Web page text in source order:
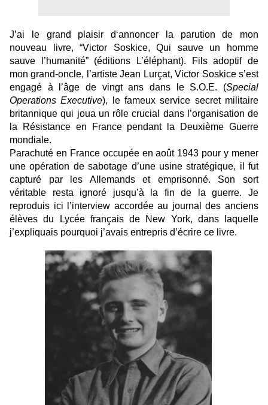
J’ai le grand plaisir d‘annoncer la parution de mon
nouveau livre, “Victor Soskice, Qui sauve un homme
sauve l’humanité” (éditions L’éléphant). Fils adoptif de
mon grand-oncle, l’artiste Jean Lurçat, Victor Soskice s’est
engagé à l’âge de vingt ans dans le S.O.E. (Special
Operations Executive), le fameux service secret militaire
britannique qui joua un rôle crucial dans l’organisation de
la Résistance en France pendant la Deuxième Guerre
mondiale.
Parachuté en France occupée en août 1943 pour y mener
une opération de sabotage d’une usine stratégique, il fut
capturé par les Allemands et emprisonné. Son sort
véritable resta ignoré jusqu’à la fin de la guerre. Je
reproduis ici l’interview accordée au journal des anciens
élèves du Lycée français de New York, dans laquelle
j’expliquais pourquoi j’avais entrepris d’écrire ce livre.